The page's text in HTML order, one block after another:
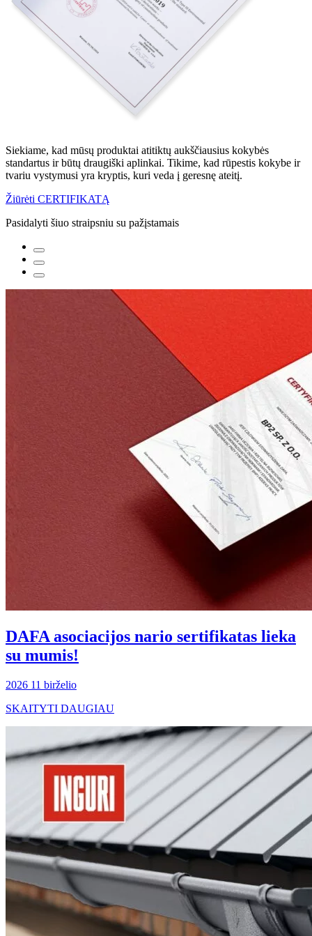
Siekiame, kad mūsų produktai atitiktų aukščiausius kokybės
standartus ir būtų draugiški aplinkai. Tikime, kad rūpestis kokybe ir
tvariu vystymusi yra kryptis, kuri veda į geresnę ateitį.
Žiūrėti CERTIFIKATĄ
Pasidalyti šiuo straipsniu su pažįstamais
DAFA asociacijos nario sertifikatas lieka
su mumis!
2026 11 birželio
SKAITYTI DAUGIAU